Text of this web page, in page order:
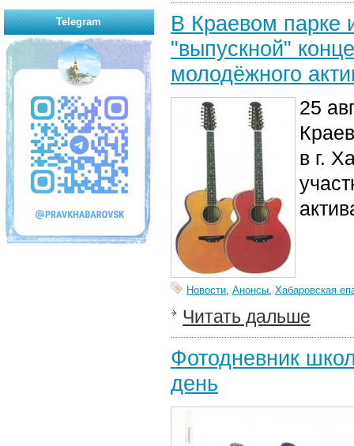
В Краевом парке
"выпускной"
молодёжного
25
в г.
Новости, Анонсы, Хабаровская
Читать дальше
Фотодневник
день
Telegram